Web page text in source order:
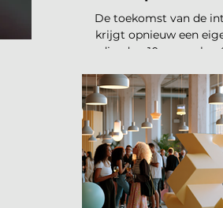
De toekomst van de
krijgt opnieuw een
dinsdag 10 november
Summit plaats, dit
dag waarop de
samenkomt om
waar ons vak
presale is gestart en er
beschikbaar voor 75
de prijs naar 125
Future Summit